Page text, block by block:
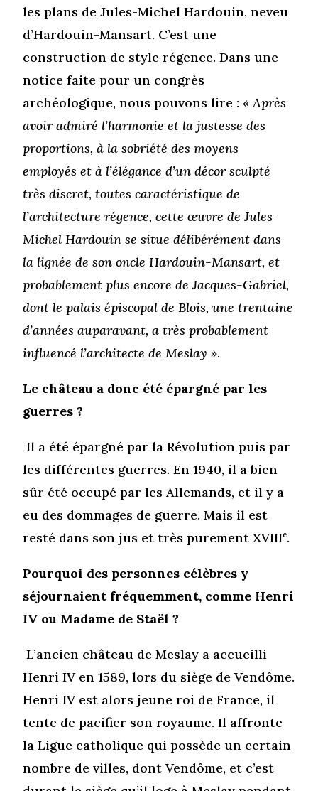
les plans de Jules-Michel Hardouin, neveu
d’Hardouin-Mansart. C’est une
construction de style régence. Dans une
notice faite pour un congrès
archéologique, nous pouvons lire :« Après
avoir admiré l’harmonie et la justesse des
proportions, à la sobriété des moyens
employés et à l’élégance d’un décor sculpté
très discret, toutes caractéristique de
l’architecture régence, cette œuvre de Jules-
Michel Hardouin se situe délibérément dans
la lignée de son oncle Hardouin-Mansart, et
probablement plus encore de Jacques-Gabriel,
dont le palais épiscopal de Blois, une trentaine
d’années auparavant, a très probablement
influencé l’architecte de Meslay ».
Le château a donc été épargné par les
guerres ?
Il a été épargné par la Révolution puis par
les différentes guerres. En 1940, il a bien
sûr été occupé par les Allemands, et il y a
eu des dommages de guerre. Mais il est
resté dans son jus et très purement XVIIIe.
Pourquoi des personnes célèbres y
séjournaient fréquemment, comme Henri
IV ou Madame de Staël ?
L’ancien château de Meslay a accueilli
Henri IV en 1589, lors du siège de Vendôme.
Henri IV est alors jeune roi de France, il
tente de pacifier son royaume. Il affronte
la Ligue catholique qui possède un certain
nombre de villes, dont Vendôme, et c’est